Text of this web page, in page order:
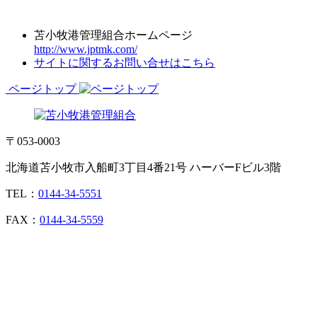
苫小牧港管理組合ホームページ
http://www.jptmk.com/
サイトに関するお問い合せはこちら
ページトップ
〒053-0003
北海道苫小牧市入船町3丁目4番21号 ハーバーFビル3階
TEL： 0144-34-5551
FAX： 0144-34-5559